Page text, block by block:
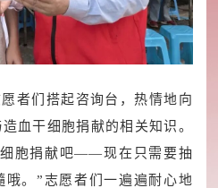
者们搭起咨询台，热情地向
血干细胞捐献的相关知识。
胞捐献吧——现在只需要抽
哦。”志愿者们一遍遍耐心地